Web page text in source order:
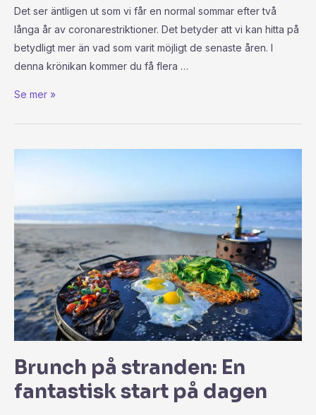
Det ser äntligen ut som vi får en normal sommar efter två
långa år av coronarestriktioner. Det betyder att vi kan hitta på
betydligt mer än vad som varit möjligt de senaste åren. I
denna krönikan kommer du få flera …
Se mer »
Brunch på stranden: En
fantastisk start på dagen